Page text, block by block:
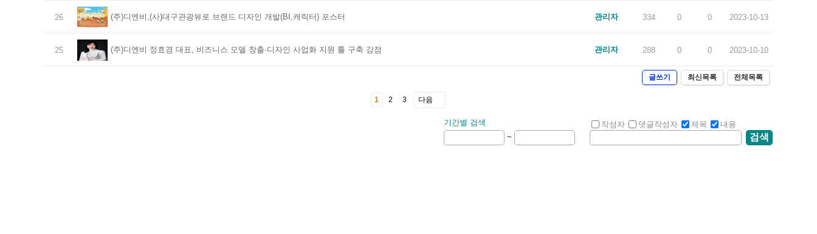
26 (주)디엔비,(사)대구관광뷰로 브랜드 디자인 개발(BI,캐릭터) 포스터 관리자 334 0 0 2023-10-13
25 (주)디엔비 정효경 대표, 비즈니스 모델 창출·디자인 사업화 지원 툴 구축 강점 관리자 288 0 0 2023-10-10
글쓰기 최신목록 전체목록
1 2 3 다음
기간별 검색
~
작성자 댓글작성자 제목 내용
검색